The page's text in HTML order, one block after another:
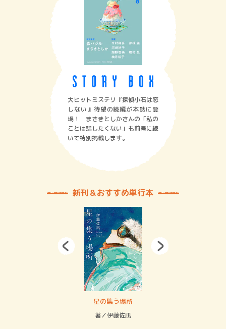
大ヒットミステリ『探偵小石は恋
しない』待望の続編が本誌に登
場！ まさきとしかさんの「私の
ことは話したくない」も前号に続
いて特別掲載します。
新刊＆おすすめ単行本
星の集う場所
著／伊藤佐凪